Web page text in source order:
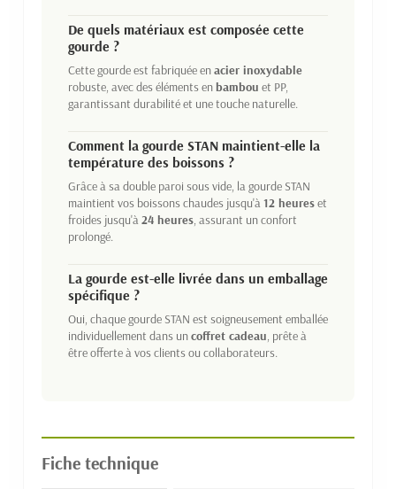
De quels matériaux est composée cette
gourde ?
Cette gourde est fabriquée enacier inoxydable
robuste, avec des éléments enbambou et PP,
garantissant durabilité et une touche naturelle.
Comment la gourde STAN maintient-elle la
température des boissons ?
Grâce à sa double paroi sous vide, la gourde STAN
maintient vos boissons chaudes jusqu'à12 heureset
froides jusqu'à24 heures, assurant un confort
prolongé.
La gourde est-elle livrée dans un emballage
spécifique ?
Oui, chaque gourde STAN est soigneusement emballée
individuellement dans uncoffret cadeau, prête à
être offerte à vos clients ou collaborateurs.
Fiche technique